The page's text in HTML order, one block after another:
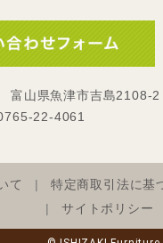
富山県魚津市吉島2108-
22-4061
て 特定商取引法に基
サイトポリシー